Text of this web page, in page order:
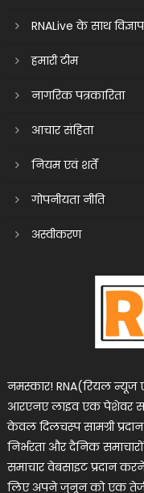
RNALive के साथ
हमारी टीम
नागरिक पत्रकारिता
आचार संहिता
नियम एवं शर्तें
गोपनीयता नीति
अस्वीकरण
नमस्कार! RNA(रियल न्यूज
आरएनए लाइव एक पेशेवर
केवल दिलचस्प सामग्री
निर्भरता और दैनिक
समाचार वेबसाइट प्रदान
लिए अपने जुनून को एक